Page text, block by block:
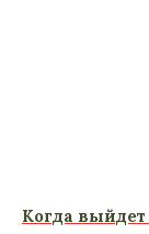
Когда